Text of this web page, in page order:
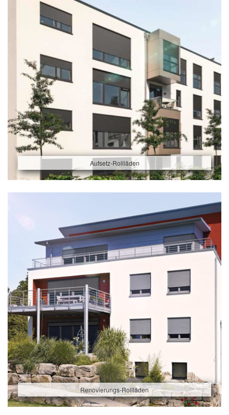
Aufsetz-Rollläden
Renovierungs-Rollläden